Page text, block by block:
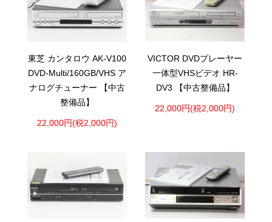
東芝 カンタロウ AK-V100
DVD-Multi/160GB/VHS ア
ナログチューナー 【中古
整備品】
22,000円(税2,000円)
VICTOR DVDプレーヤー
一体型VHSビデオ HR-
DV3 【中古整備品】
22,000円(税2,000円)